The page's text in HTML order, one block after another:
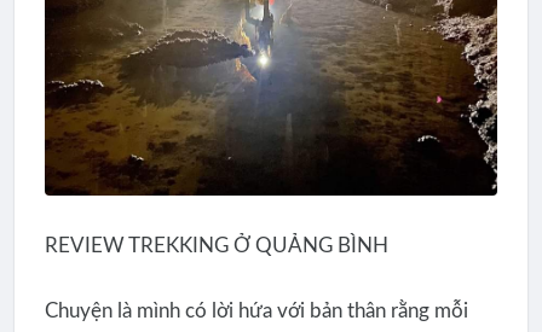
REVIEW TREKKING Ở QUẢNG BÌNH
Chuyện là mình có lời hứa với bản thân rằng mỗi